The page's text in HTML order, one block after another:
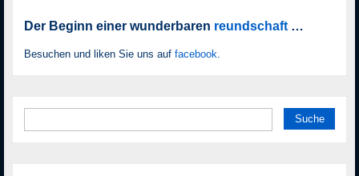
Der Beginn einer wunderbaren reundschaft …
Besuchen und liken Sie uns auf facebook.
nach: